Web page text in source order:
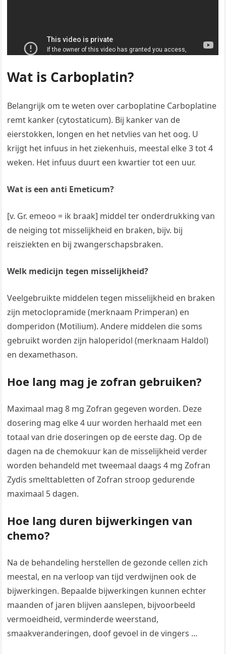
Wat is Carboplatin?
Belangrijk om te weten over carboplatine Carboplatine
remt kanker (cytostaticum). Bij kanker van de
eierstokken, longen en het netvlies van het oog. U
krijgt het infuus in het ziekenhuis, meestal elke 3 tot 4
weken. Het infuus duurt een kwartier tot een uur.
Wat is een anti Emeticum?
[v. Gr. emeoo = ik braak] middel ter onderdrukking van
de neiging tot misselijkheid en braken, bijv. bij
reisziekten en bij zwangerschapsbraken.
Welk medicijn tegen misselijkheid?
Veelgebruikte middelen tegen misselijkheid en braken
zijn metoclopramide (merknaam Primperan) en
domperidon (Motilium). Andere middelen die soms
gebruikt worden zijn haloperidol (merknaam Haldol)
en dexamethason.
Hoe lang mag je zofran gebruiken?
Maximaal mag 8 mg Zofran gegeven worden. Deze
dosering mag elke 4 uur worden herhaald met een
totaal van drie doseringen op de eerste dag. Op de
dagen na de chemokuur kan de misselijkheid verder
worden behandeld met tweemaal daags 4 mg Zofran
Zydis smelttabletten of Zofran stroop gedurende
maximaal 5 dagen.
Hoe lang duren bijwerkingen van
chemo?
Na de behandeling herstellen de gezonde cellen zich
meestal, en na verloop van tijd verdwijnen ook de
bijwerkingen. Bepaalde bijwerkingen kunnen echter
maanden of jaren blijven aanslepen, bijvoorbeeld
vermoeidheid, verminderde weerstand,
smaakveranderingen, doof gevoel in de vingers …